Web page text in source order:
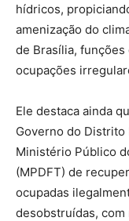
hídricos,
amenização do
de Brasília,
ocupações
Ele destaca ainda
Governo do Distrito
Ministério Público
(MPDFT) de
ocupadas
desobstruídas,